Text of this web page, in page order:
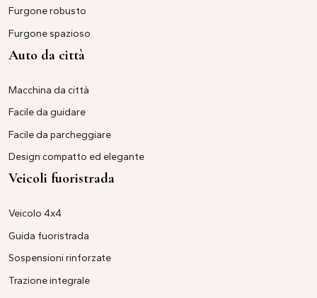
Furgone robusto
Furgone spazioso
Auto da città
Macchina da città
Facile da guidare
Facile da parcheggiare
Design compatto ed elegante
Veicoli fuoristrada
Veicolo 4x4
Guida fuoristrada
Sospensioni rinforzate
Trazione integrale